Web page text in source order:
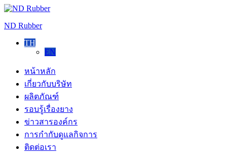
Skip
content
ND Rubber
TH
EN
หน้าหลัก
เกี่ยวกับบริษัท
ผลิตภัณฑ์
รอบรู้เรื่องยาง
ข่าวสารองค์กร
การกำกับดูแลกิจการ
ติดต่อเรา